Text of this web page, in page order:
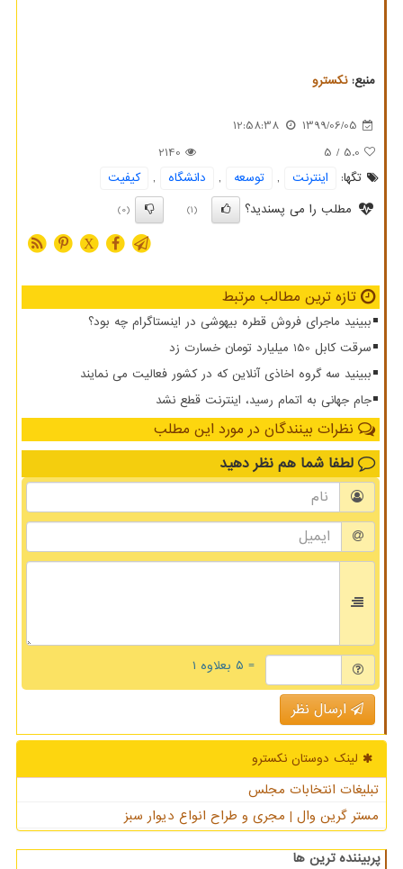
منبع:نكسترو
1399/06/05
12:58:38
5.0
/ 5
2140
تگها:
اینترنت , توسعه , دانشگاه ,
كیفیت
مطلب را می پسندید؟
(1)
(0)
X
تازه ترین مطالب مرتبط
ببینید ماجرای فروش قطره بیهوشی در اینستاگرام چه بود؟
سرقت کابل 150 میلیارد تومان خسارت زد
ببینید سه گروه اخاذی آنلاین که در کشور فعالیت می نمایند
️جام جهانی به اتمام رسید، اینترنت قطع نشد
نظرات بینندگان در مورد این مطلب
لطفا شما هم نظر دهید
= ۵ بعلاوه ۱
ارسال نظر
لینک دوستان نكسترو
تبلیغات انتخابات مجلس
مستر گرین وال | مجری و طراح انواع دیوار سبز
پربیننده ترین ها